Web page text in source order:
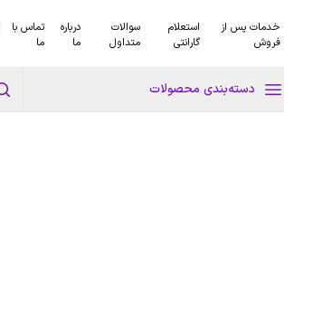
خدمات پس از
فروش
استعلام
گارانتی
سوالات
متداول
درباره
ما
تماس با
ما
دسته‌بندی محصولات